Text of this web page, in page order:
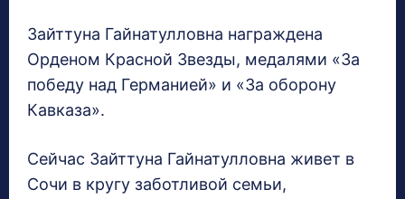
Зайттуна Гайнатулловна награждена
Орденом Красной Звезды, медалями «За
победу над Германией» и «За оборону
Кавказа».
Сейчас Зайттуна Гайнатулловна живет в
Сочи в кругу заботливой семьи,